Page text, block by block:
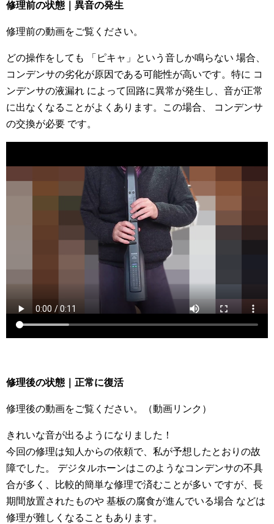
修理前の状態｜異音の発生
修理前の動画をご覧ください。
どの操作をしても 「ピキャ」という音しか鳴らない 場合、
コンデンサの劣化が原因である可能性が高いです。特に コ
ンデンサの液漏れ によって回路に異常が発生し、音が正常
に出なくなることがよくあります。この場合、 コンデンサ
の交換が必要 です。
修理後の状態｜正常に復活
修理後の動画をご覧ください。（動画リンク）
きれいな音が出るようになりました！
今回の修理は知人からの依頼で、私が予想したとおりの故
障でした。 デジタルホーンはこのようなコンデンサの不具
合が多く、比較的簡単な修理で済むことが多い ですが、長
期間放置されたものや 基板の腐食が進んでいる場合 などは
修理が難しくなることもあります。